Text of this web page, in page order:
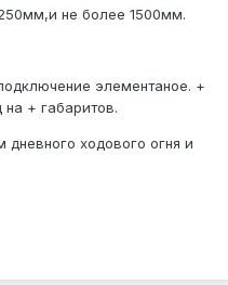
не более 1500мм.
элементаное. +
+ габаритов.
ходового огня и